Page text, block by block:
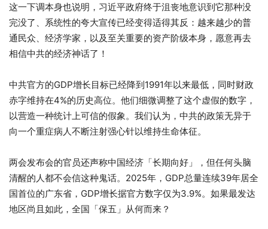
这一下调本身也说明，习近平政府终于沮丧地意识到它那种没
完没了、系统性的夸大宣传已经变得适得其反：越来越少的普
通民众、经济学家，以及至关重要的资产阶级本身，愿意再去
相信中共的经济神话了！
中共官方的GDP增长目标已经降到1991年以来最低，同时财政
赤字维持在4%的历史高位。他们细微调整了这个虚假的数字，
以营造一种统计上可信的假象。我们认为，中共的政策无异于
向一个重症病人不断注射强心针以维持生命体征。
两会发布会的官员还声称中国经济「长期向好」，但任何头脑
清醒的人都不会信这种鬼话。2025年，GDP总量连续39年居全
国首位的广东省，GDP增长据官方数字仅为3.9%。如果最发达
地区尚且如此，全国「保五」从何而来？